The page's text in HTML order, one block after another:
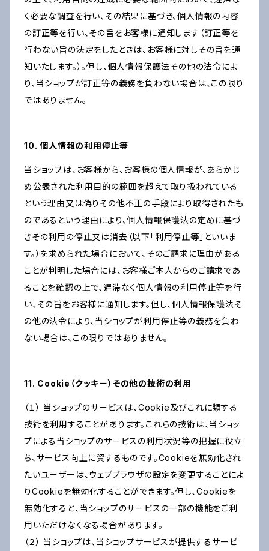
く必要な調査を行い、その結果に基づき、個人情報の内容
の訂正等を行い、その旨をお客様に通知します（訂正等を
行わない旨の決定をしたときは、お客様に対しその旨を通
知いたします。）。但し、個人情報保護法その他の法令によ
り、当ショップが訂正等の義務を負わない場合は、この限り
ではありません。
10. 個人情報の利用停止等
当ショップは、お客様から、お客様の個人情報が、あらかじ
め公表された利用目的の範囲を超えて取り扱われている
という理由又は偽りその他不正の手段により取得されたも
のであるという理由により、個人情報保護法の定めに基づ
きその利用の停止又は消去（以下「利用停止等」といいま
す。）を求められた場合において、そのご請求に理由がある
ことが判明した場合には、お客様ご本人からのご請求であ
ることを確認の上で、遅滞なく個人情報の利用停止等を行
い、その旨をお客様に通知します。但し、個人情報保護法そ
の他の法令により、当ショップが利用停止等の義務を負わ
ない場合は、この限りではありません。
11. Cookie（クッキー）その他の技術の利用
（１） 当ショップのサービスは、Cookie及びこれに類する
技術を利用することがあります。これらの技術は、当ショッ
プによる当ショップのサービスの利用状況等の把握に役立
ち、サービス向上に資するものです。Cookieを無効化され
たいユーザーは、ウェブブラウザの設定を変更することによ
りCookieを無効化することができます。但し、Cookieを
無効化すると、当ショップのサービスの一部の機能をご利
用いただけなくなる場合があります。
（２） 当ショップは、当ショップサービスが提供するサービ